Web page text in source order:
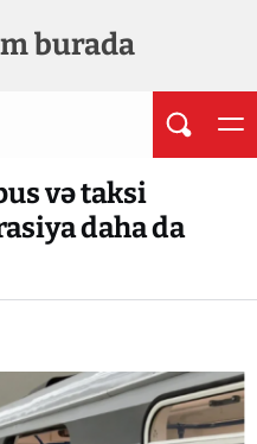
burada
və taksi
daha da